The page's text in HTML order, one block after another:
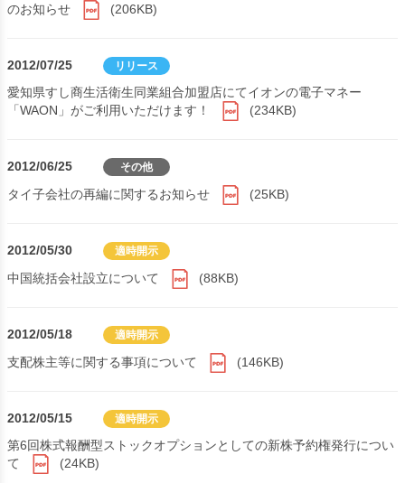
のお知らせ
(206KB)
2012/07/25 リリース
愛知県すし商生活衛生同業組合加盟店にてイオンの電子マネー
「WAON」がご利用いただけます！
(234KB)
2012/06/25 その他
タイ子会社の再編に関するお知らせ (25KB)
2012/05/30 適時開示
中国統括会社設立について (88KB)
2012/05/18 適時開示
支配株主等に関する事項について (146KB)
2012/05/15 適時開示
第6回株式報酬型ストックオプションとしての新株予約権発行につい
て
(24KB)